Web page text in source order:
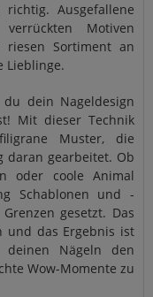
Ausgefallene
Motiven
Sortiment an
Lieblinge.
dein Nageldesign
Mit dieser Technik
Muster, die
daran gearbeitet. Ob
oder coole Animal
Schablonen und -
gesetzt. Das
und das Ergebnis ist
deinen Nägeln den
Wow-Momente zu